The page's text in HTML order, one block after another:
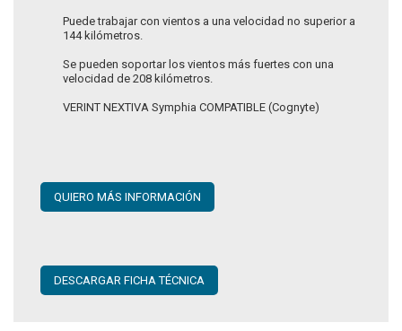
Puede trabajar con vientos a una velocidad no superior a
144 kilómetros.
Se pueden soportar los vientos más fuertes con una
velocidad de 208 kilómetros.
VERINT NEXTIVA Symphia COMPATIBLE (Cognyte)
QUIERO MÁS INFORMACIÓN
DESCARGAR FICHA TÉCNICA